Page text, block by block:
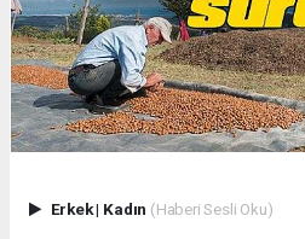
Erkek| Kadın (Haberi Sesli Oku)